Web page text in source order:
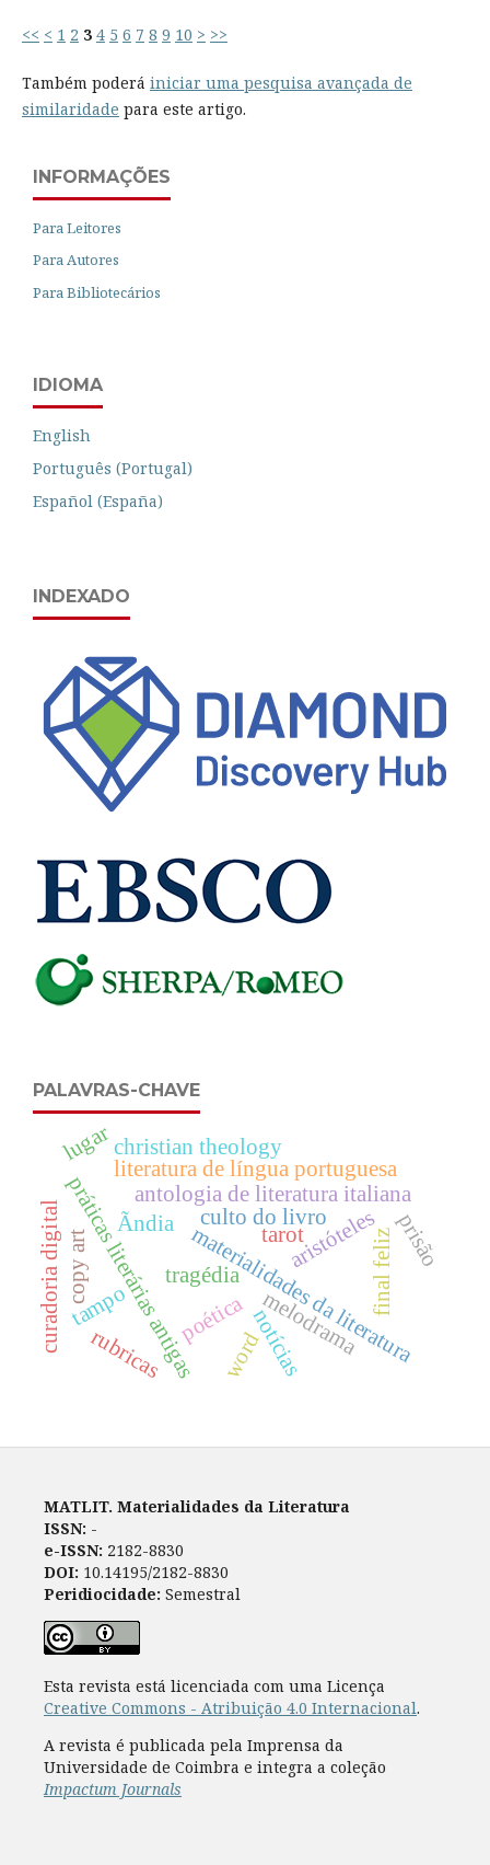
<< < 1 2 3 4 5 6 7 8 9 10 > >>
Também poderá iniciar uma pesquisa avançada de
similaridade para este artigo.
INFORMAÇÕES
Para Leitores
Para Autores
Para Bibliotecários
IDIOMA
English
Português (Portugal)
Español (España)
INDEXADO
PALAVRAS-CHAVE
materialidades da literatura
antologia de literatura italiana
Ãndia
práticas literárias antigas
literatura de língua portuguesa
culto do livroaristóteles
poética
final feliz
tragédia
melodrama
prisão
tarot
tampo notícias
christian theology
word
rubricas
curadoria digitalcopy art
lugar
MATLIT. Materialidades da Literatura
ISSN: -
e-ISSN: 2182-8830
DOI: 10.14195/2182-8830
Peridiocidade: Semestral
Esta revista está licenciada com uma Licença
Creative Commons - Atribuição 4.0 Internacional.
A revista é publicada pela Imprensa da
Universidade de Coimbra e integra a coleção
Impactum Journals